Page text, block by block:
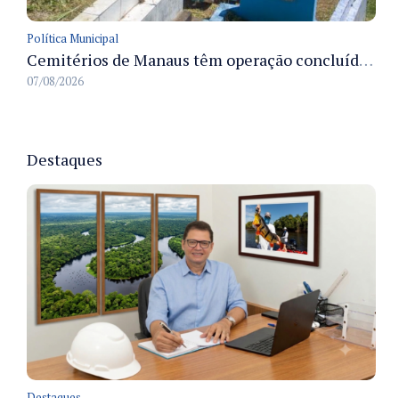
Política Municipal
Cemitérios de Manaus têm operação concluída e estrutura pronta para receber famílias no Dia dos Pais
07/08/2026
Destaques